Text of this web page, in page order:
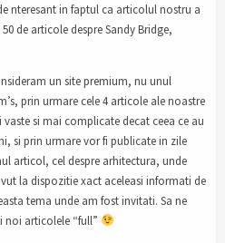
nteresant in faptul ca articolul nostru a
de articole despre Sandy Bridge,
un site premium, nu unul
prin urmare cele 4 articole ale noastre
si mai complicate decat ceea ce au
si prin urmare vor fi publicate in zile
articol, cel despre arhitectura, unde
la dispozitie xact aceleasi informati de
tema unde am fost invitati. Sa ne
noi articolele “full”